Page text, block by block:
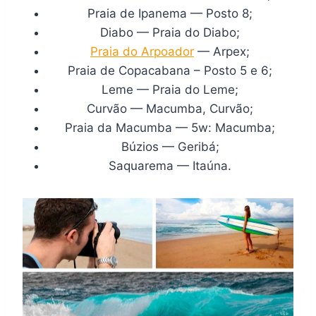
Praia de Ipanema — Posto 8;
Diabo — Praia do Diabo;
Praia do Arpoador — Arpex;
Praia de Copacabana – Posto 5 e 6;
Leme — Praia do Leme;
Curvão — Macumba, Curvão;
Praia da Macumba — 5w: Macumba;
Búzios — Geribá;
Saquarema — Itaúna.